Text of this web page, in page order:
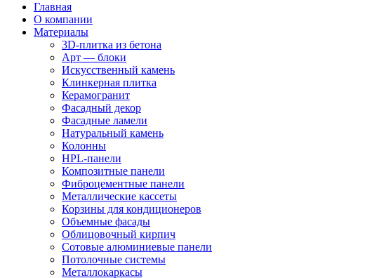
Главная
О компании
Материалы
3D-плитка из бетона
Арт — блоки
Искусственный камень
Клинкерная плитка
Керамогранит
Фасадный декор
Фасадные ламели
Натуральный камень
Колонны
HPL-панели
Композитные панели
Фиброцементные панели
Металлические кассеты
Корзины для кондиционеров
Объемные фасады
Облицовочный кирпич
Сотовые алюминиевые панели
Потолочные системы
Металлокаркасы